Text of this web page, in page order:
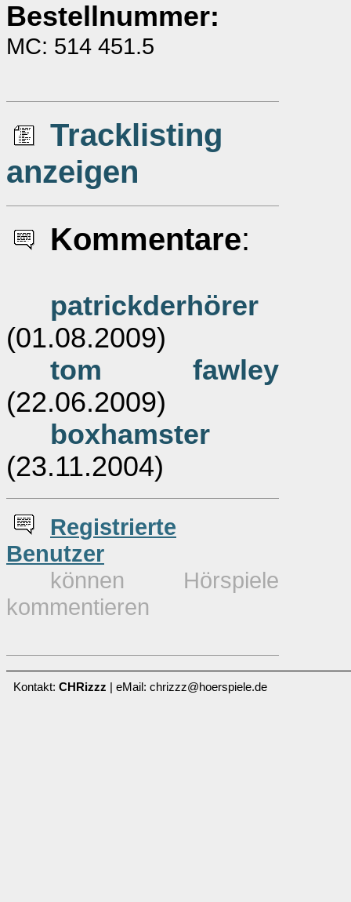
Bestellnummer:
MC: 514 451.5
Tracklisting
anzeigen
Kommentare:
patrickderhörer
(01.08.2009)
tom fawley
(22.06.2009)
boxhamster
(23.11.2004)
Registrierte
Benutzer
können Hörspiele
kommentieren
Kontakt: CHRizzz | eMail: chrizzz@hoerspiele.de